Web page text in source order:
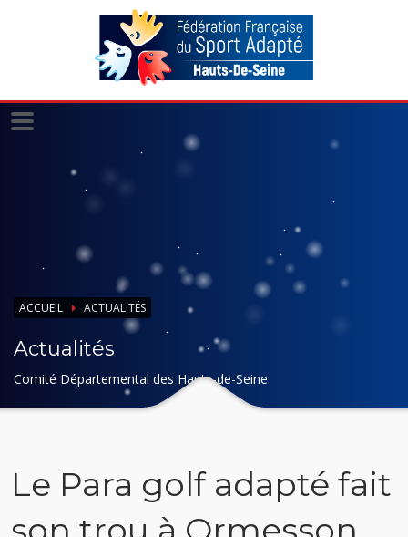
ACCUEIL ACTUALITÉS
Actualités
Comité Départemental des Hauts-de-Seine
Le Para golf adapté fait
Panneau de gestion des cookies